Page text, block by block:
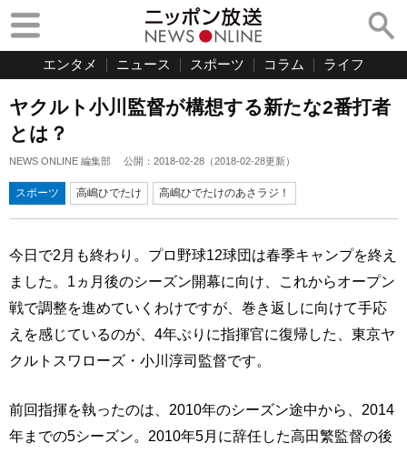
エンタメ ニュース スポーツ コラム ライフ
ヤクルト小川監督が構想する新たな2番打者
とは？
NEWS ONLINE 編集部 公開： 2018-02-28 （2018-02-28更新）
スポーツ 高嶋ひでたけ 高嶋ひでたけのあさラジ！
今日で2月も終わり。プロ野球12球団は春季キャンプを終え
ました。1ヵ月後のシーズン開幕に向け、これからオープン
戦で調整を進めていくわけですが、巻き返しに向けて手応
えを感じているのが、4年ぶりに指揮官に復帰した、東京ヤ
クルトスワローズ・小川淳司監督です。
前回指揮を執ったのは、2010年のシーズン途中から、2014
年までの5シーズン。2010年5月に辞任した高田繁監督の後